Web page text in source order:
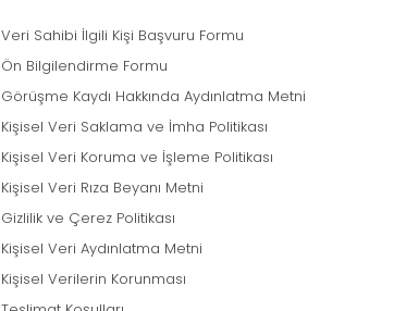
Veri Sahibi İlgili Kişi Başvuru Formu
Ön Bilgilendirme Formu
Görüşme Kaydı Hakkında Aydınlatma Metni
Kişisel Veri Saklama ve İmha Politikası
Kişisel Veri Koruma ve İşleme Politikası
Kişisel Veri Rıza Beyanı Metni
Gizlilik ve Çerez Politikası
Kişisel Veri Aydınlatma Metni
Kişisel Verilerin Korunması